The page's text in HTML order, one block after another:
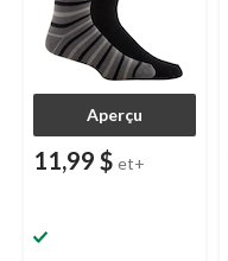
Aperçu
11,99 $ et+